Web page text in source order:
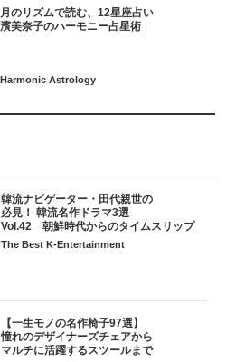
月のリズムで読む、12星座占い
韓流ナビゲーター・田代親世の
必見！ 韓流名作ドラマ3選
Vol.42 朝鮮時代からのタイムスリップ
The Best K-Entertainment
【一生モノの名作椅子97選】
憧れのデザイナーズチェアから
マルチに活躍するスツールまで